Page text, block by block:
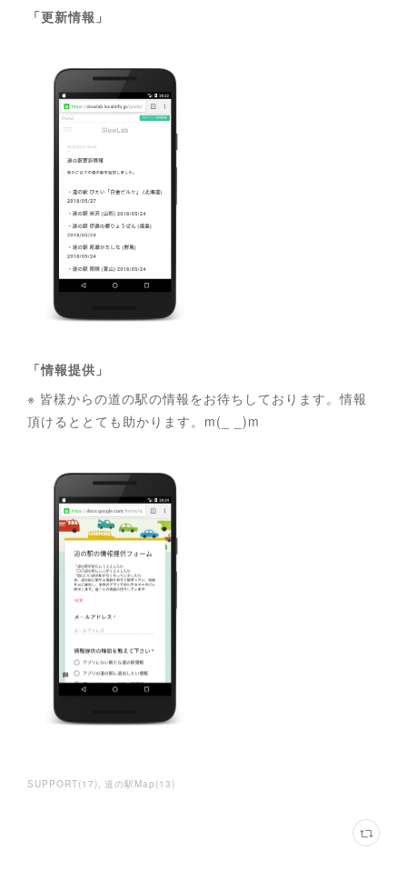
「更新情報」
「情報提供」
※ 皆様からの道の駅の情報をお待ちしております。情報
頂けるととても助かります。m(_ _)m
SUPPORT(17) 道の駅Map (13)